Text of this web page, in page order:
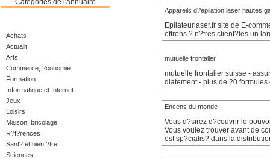
Catégories de l'annuaire
Achats
Actualit
Arts
Commerce, ?conomie
Formation
Informatique et Internet
Jeux
Loisirs
Maison, bricolage
R?f?rences
Sant? et bien ?tre
Sciences
Appareils d?epilation laser hautes
Epilateurlaser.fr site de E-
offrons ? n?tres client?les un
mutuelle frontalier
mutuelle frontalier suisse -
diatement - plus de 20
Encens du monde
Vous d?sirez d?couvrir le
Vous voulez trouver avant de
est sp?cialis? dans la